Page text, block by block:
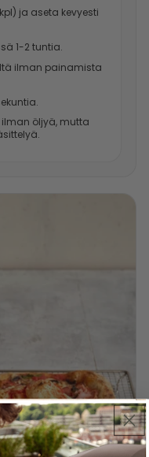
ja aseta kevyesti
1-2 tuntia.
ilman painamista
öljyä, mutta